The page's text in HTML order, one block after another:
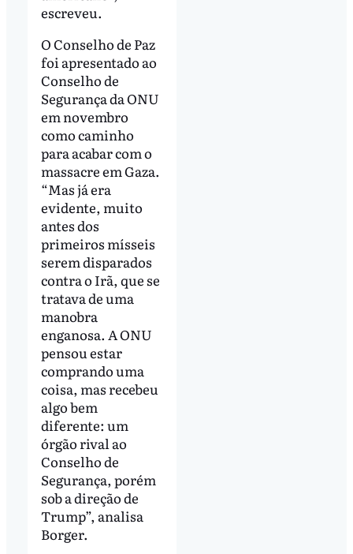
escreveu.
O Conselho de Paz
foi apresentado ao
Conselho de
Segurança da ONU
em novembro
como caminho
para acabar com o
massacre em Gaza.
“Mas já era
evidente, muito
antes dos
primeiros mísseis
serem disparados
contra o Irã, que se
tratava de uma
manobra
enganosa. A ONU
pensou estar
comprando uma
coisa, mas recebeu
algo bem
diferente: um
órgão rival ao
Conselho de
Segurança, porém
sob a direção de
Trump”, analisa
Borger.